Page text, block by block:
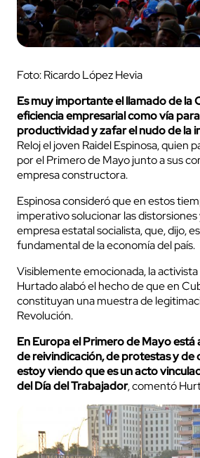
Foto: Ricardo López Hevia
Es muy importante el llamado de la
eficiencia empresarial como vía
productividad y zafar el nudo de la
Reloj el joven Raidel Espinosa, quien
por el Primero de Mayo junto a sus
empresa constructora.
Espinosa consideró que en estos
imperativo solucionar las distorsiones
empresa estatal socialista, que, dijo,
fundamental de la economía del país.
Visiblemente emocionada, la
Hurtado alabó el hecho de que en
constituyan una muestra de
Revolución.
En Europa el Primero de Mayo está
de reivindicación, de protestas y de
estoy viendo que es un acto
del Día del Trabajador, comentó